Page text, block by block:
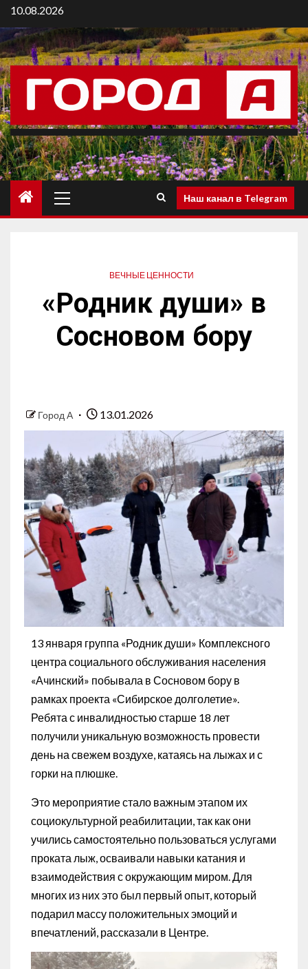
10.08.2026
Наш канал в Telegram
ВЕЧНЫЕ ЦЕННОСТИ
«Родник души» в
Сосновом бору
Город А 13.01.2026
13 января группа «Родник души» Комплексного
центра социального обслуживания населения
«Ачинский» побывала в Сосновом бору в
рамках проекта «Сибирское долголетие».
Ребята с инвалидностью старше 18 лет
получили уникальную возможность провести
день на свежем воздухе, катаясь на лыжах и с
горки на плюшке.
Это мероприятие стало важным этапом их
социокультурной реабилитации, так как они
учились самостоятельно пользоваться услугами
проката лыж, осваивали навыки катания и
взаимодействия с окружающим миром. Для
многих из них это был первый опыт, который
подарил массу положительных эмоций и
впечатлений, рассказали в Центре.